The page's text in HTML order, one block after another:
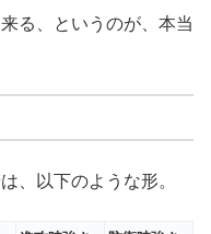
る、というのが、本当
、以下のような形。